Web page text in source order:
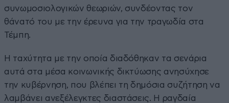
συνωμοσιολογικών θεωριών, συνδέοντας τον
θάνατό του με την έρευνα για την τραγωδία στα
Τέμπη.
Η ταχύτητα με την οποία διαδόθηκαν τα σενάρια
αυτά στα μέσα κοινωνικής δικτύωσης ανησύχησε
την κυβέρνηση, που βλέπει τη δημόσια συζήτηση να
λαμβάνει ανεξέλεγκτες διαστάσεις. Η ραγδαία